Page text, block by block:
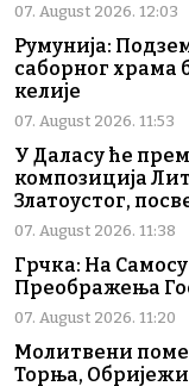
07. August 2026. 12:03
Румунија:
саборног храма
келије
07. August 2026. 11:53
У Даласу ће
композиција
Златоустог,
07. August 2026. 11:38
Грчка: На
Преображења
07. August 2026. 11:20
Молитвени
Торња, Обријежи